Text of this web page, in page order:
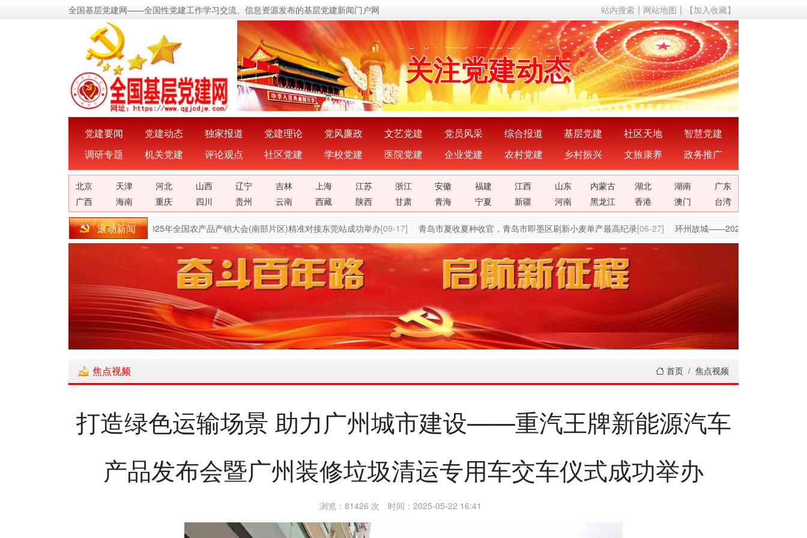
全国基层党建网——全国性党建工作学习交流、信息资源发布的基层党建新闻门户网 站内搜索 网站地图 【加入收藏】
传递党的声音
关注党建动态
展示党建成果
宣传党建成就
传播党建理论
密切党群关系
传递党的声音
党建要闻 党建动态 独家报道 党建理论 党风廉政 文艺党建 党员风采 综合报道 基层党建 社区天地
智慧党建
调研专题
机关党建 评论观点 社区党建 学校党建 医院党建 企业党建 农村党建 乡村振兴 文旅康养 政务推广
北京 天津 河北 山西 辽宁 吉林 上海 江苏 浙江 安徽 福建 江西 山东 内蒙古 湖北 湖南
广东
广西
海南 重庆 四川 贵州 云南 西藏 陕西 甘肃 青海 宁夏 新疆 河南 黑龙江 香港 澳门 台湾
滚动新闻
全家e起保 爱心转亲友[05-09] 2025年全国农产品产销大会(南部片区)精准对接东莞站成功举办[09-17] 青岛市夏收夏种收官，青岛市即墨区刷新小麦单产最高纪录[06-27] 环州故城——2025年“五一”甘肃环县
焦点视频 首页 焦点视频
打造绿色运输场景 助力广州城市建设——重汽王牌新能源汽车
产品发布会暨广州装修垃圾清运专用车交车仪式成功举办
浏览：81426 次 时间：2025-05-22 16:41